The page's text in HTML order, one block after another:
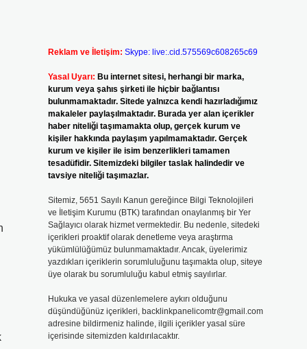
Reklam ve İletişim: Skype: live:.cid.575569c608265c69
Yasal Uyarı: Bu internet sitesi, herhangi bir marka,
kurum veya şahıs şirketi ile hiçbir bağlantısı
bulunmamaktadır. Sitede yalnızca kendi hazırladığımız
makaleler paylaşılmaktadır. Burada yer alan içerikler
haber niteliği taşımamakta olup, gerçek kurum ve
kişiler hakkında paylaşım yapılmamaktadır. Gerçek
kurum ve kişiler ile isim benzerlikleri tamamen
tesadüfidir. Sitemizdeki bilgiler taslak halindedir ve
tavsiye niteliği taşımazlar.
Sitemiz, 5651 Sayılı Kanun gereğince Bilgi Teknolojileri
ve İletişim Kurumu (BTK) tarafından onaylanmış bir Yer
Sağlayıcı olarak hizmet vermektedir. Bu nedenle, sitedeki
içerikleri proaktif olarak denetleme veya araştırma
yükümlülüğümüz bulunmamaktadır. Ancak, üyelerimiz
yazdıkları içeriklerin sorumluluğunu taşımakta olup, siteye
üye olarak bu sorumluluğu kabul etmiş sayılırlar.
Hukuka ve yasal düzenlemelere aykırı olduğunu
düşündüğünüz içerikleri, backlinkpanelicomtr@gmail.com
adresine bildirmeniz halinde, ilgili içerikler yasal süre
içerisinde sitemizden kaldırılacaktır.